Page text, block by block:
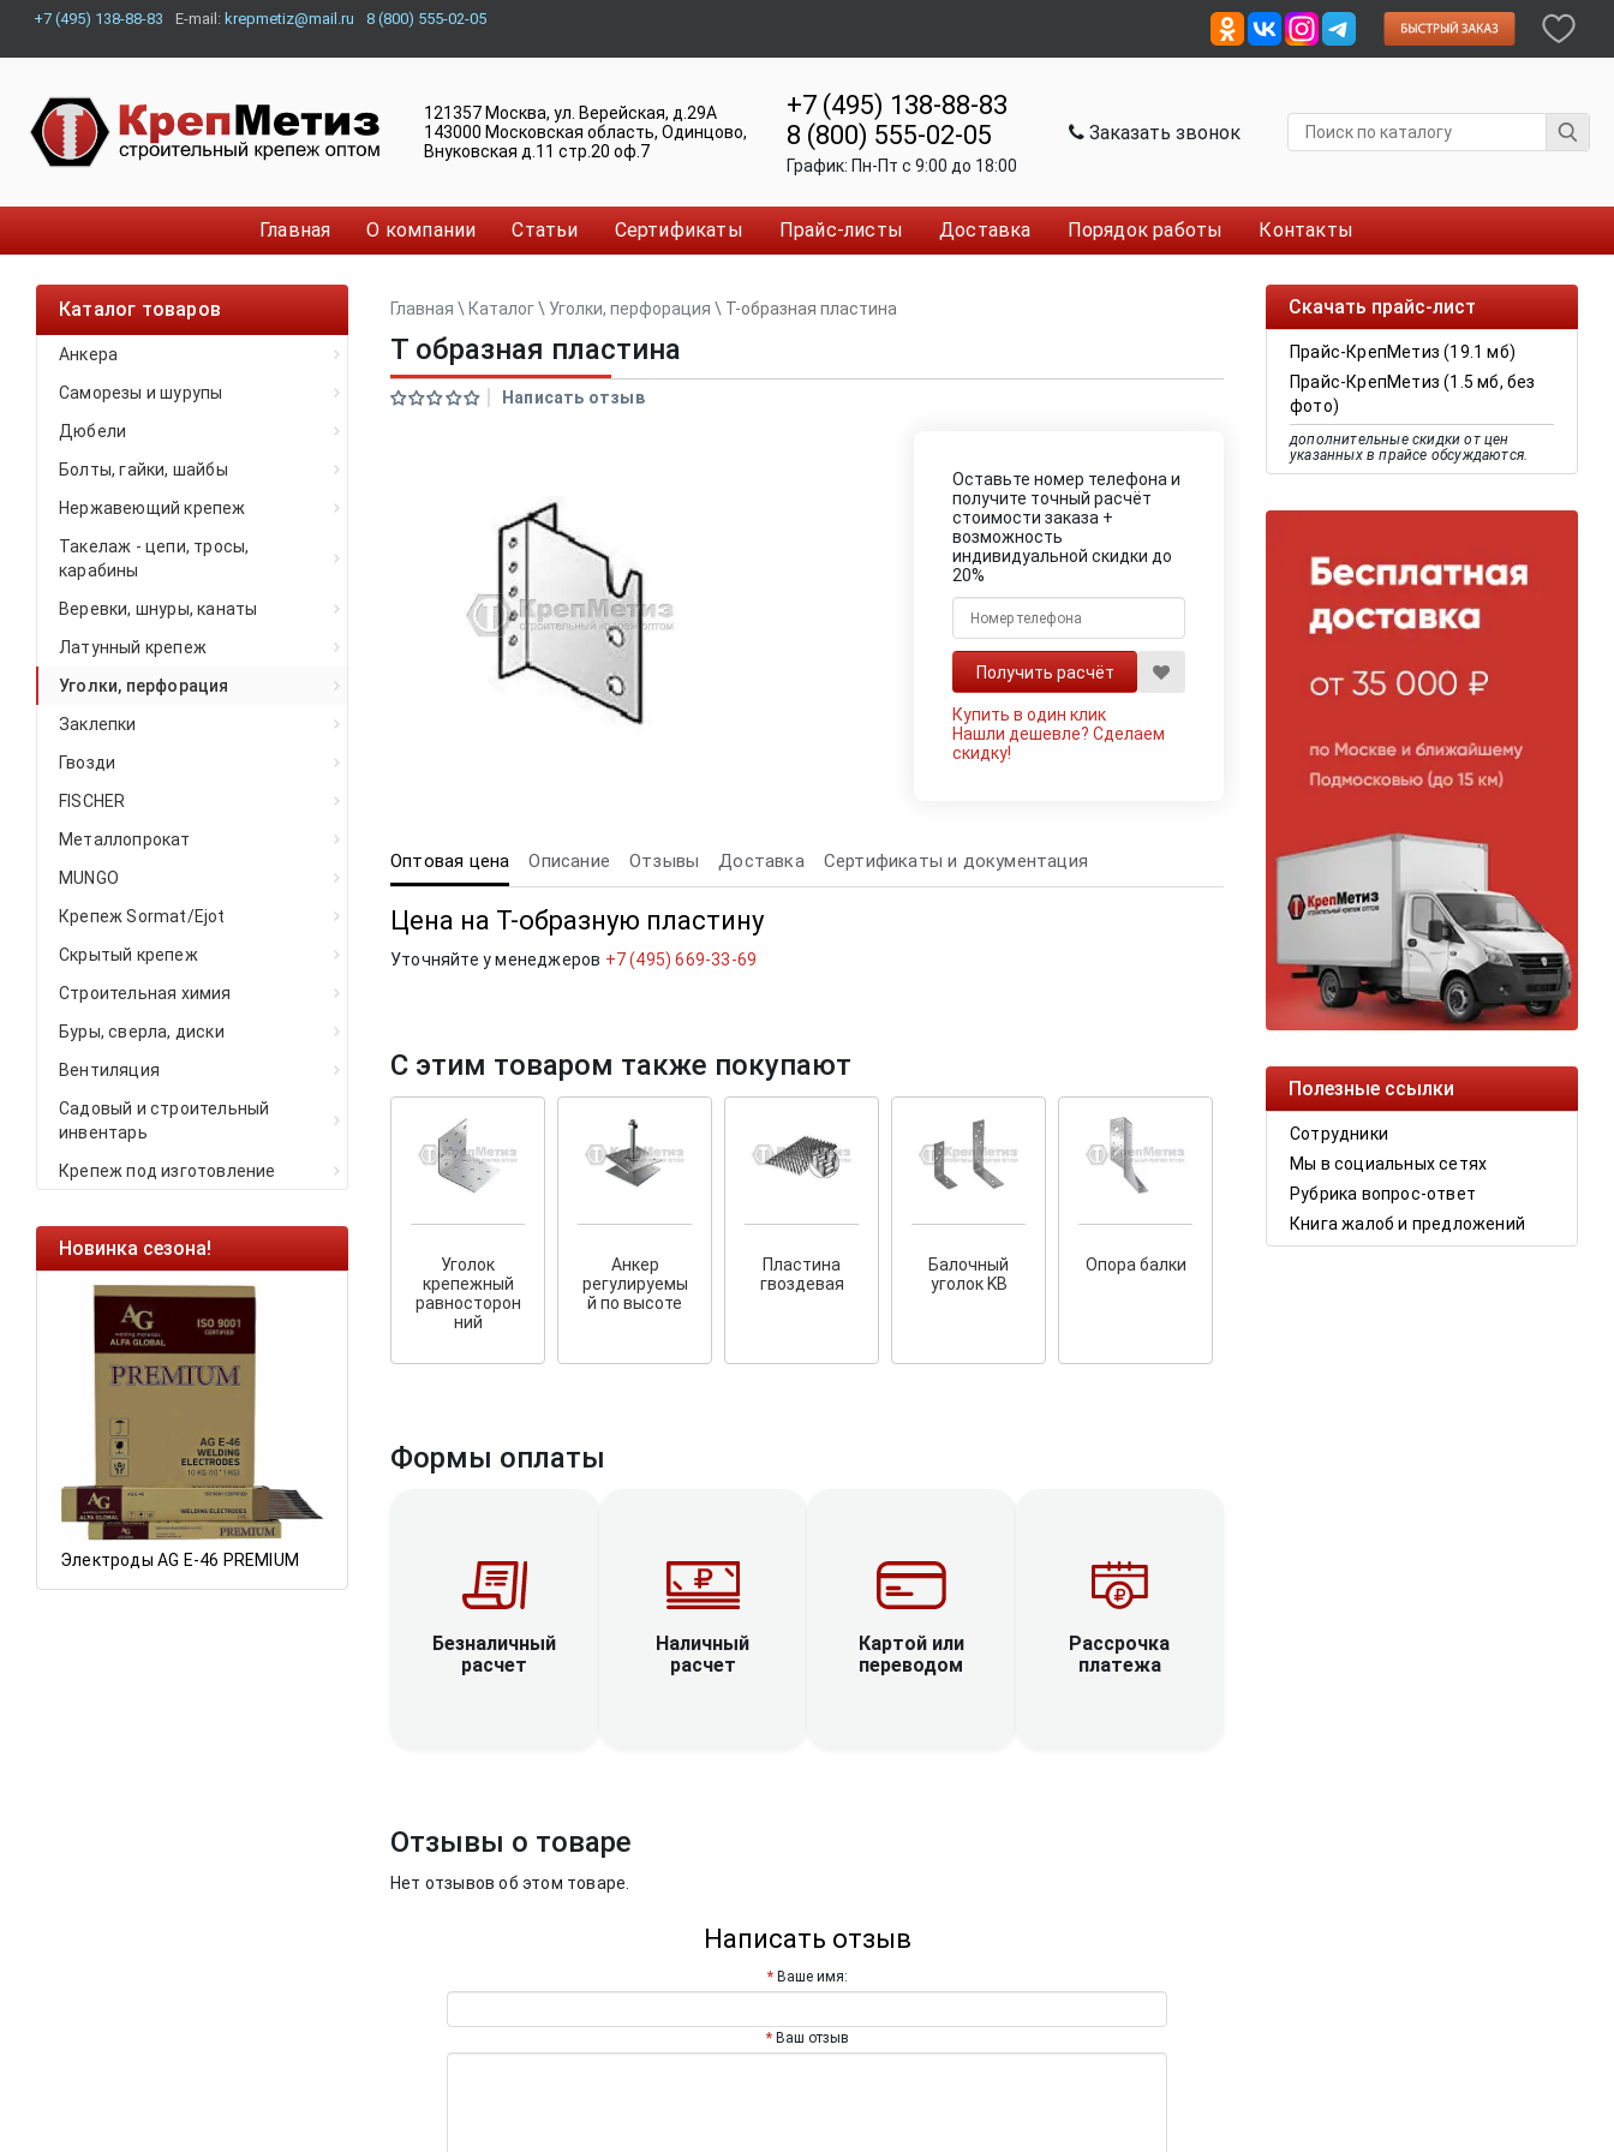
+7 (495) 138-88-83 E-mail: krepmetiz@mail.ru 8 (800) 555-02-05
121357 Москва, ул. Верейская, д.29А
143000 Московская область, Одинцово,
Внуковская д.11 стр.20 оф.7
+7 (495) 138-88-83
8 (800) 555-02-05
График: Пн-Пт c 9:00 до 18:00
Заказать звонок
Главная О компании Статьи Сертификаты Прайс-листы Доставка Порядок работы Контакты
Каталог товаров
Анкера
Саморезы и шурупы
Дюбели
Болты, гайки, шайбы
Нержавеющий крепеж
Такелаж - цепи, тросы,
карабины
Веревки, шнуры, канаты
Латунный крепеж
Уголки, перфорация
Заклепки
Гвозди
FISCHER
Металлопрокат
MUNGO
Крепеж Sormat/Ejot
Скрытый крепеж
Строительная химия
Буры, сверла, диски
Вентиляция
Садовый и строительный
инвентарь
Крепеж под изготовление
Новинка сезона!
Электроды AG E-46 PREMIUM
Саморезы кровельные HKR-R
HARPOON EURO
Крепление террас и фасадов
крепеж для деревянных террас
Скачать прайс-лист
Прайс-КрепМетиз (19.1 мб)
Прайс-КрепМетиз (1.5 мб, без
фото)
дополнительные скидки от цен
указанных в прайсе обсуждаются.
Полезные ссылки
Сотрудники
Мы в социальных сетях
Рубрика вопрос-ответ
Книга жалоб и предложений
Главная \ Каталог\ Уголки, перфорация \ Т-образная пластина
Т образная пластина
Написать отзыв
Оставьте номер телефона и
получите точный расчёт
стоимости заказа +
возможность
индивидуальной скидки до
20%
Купить в один клик
Нашли дешевле?Сделаем
скидку!
Оптовая цена Описание Отзывы Доставка Сертификаты и документация
Цена на Т-образную пластину
Уточняйте у менеджеров +7 (495) 669-33-69
С этим товаром также покупают
Уголок
крепежный
равносторон
ний
Анкер
регулируемы
й по высоте
Пластина
гвоздевая
Балочный
уголок KB
Опора балки
Формы оплаты
Безналичный
расчет
Наличный
расчет
Картой или
переводом
Рассрочка
платежа
Отзывы о товаре
Нет отзывов об этом товаре.
Написать отзыв
Ваше имя:
Ваш отзыв